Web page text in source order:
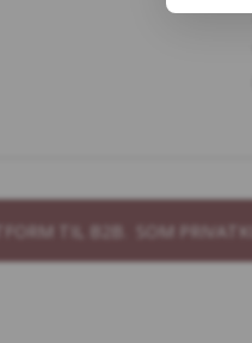
TIL B2B. SOM